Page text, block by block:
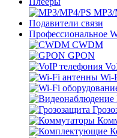
MP3/
Подавители связи
Профессиональное
CWDM
GPON
Wi-